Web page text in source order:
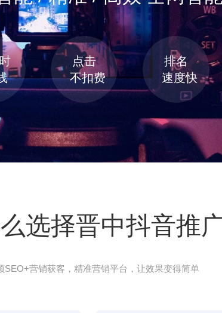
视频推广 400-844-5354
了解更多
选择晋中抖音推
SEO+营销获客，精准营销平台，让效果变得简单